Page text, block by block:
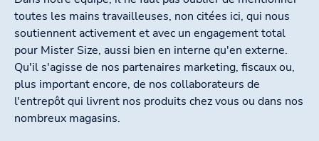
toutes les mains travailleuses, non citées ici, qui nous
soutiennent activement et avec un engagement total
pour Mister Size, aussi bien en interne qu'en externe.
Qu'il s'agisse de nos partenaires marketing, fiscaux ou,
plus important encore, de nos collaborateurs de
l'entrepôt qui livrent nos produits chez vous ou dans nos
nombreux magasins.